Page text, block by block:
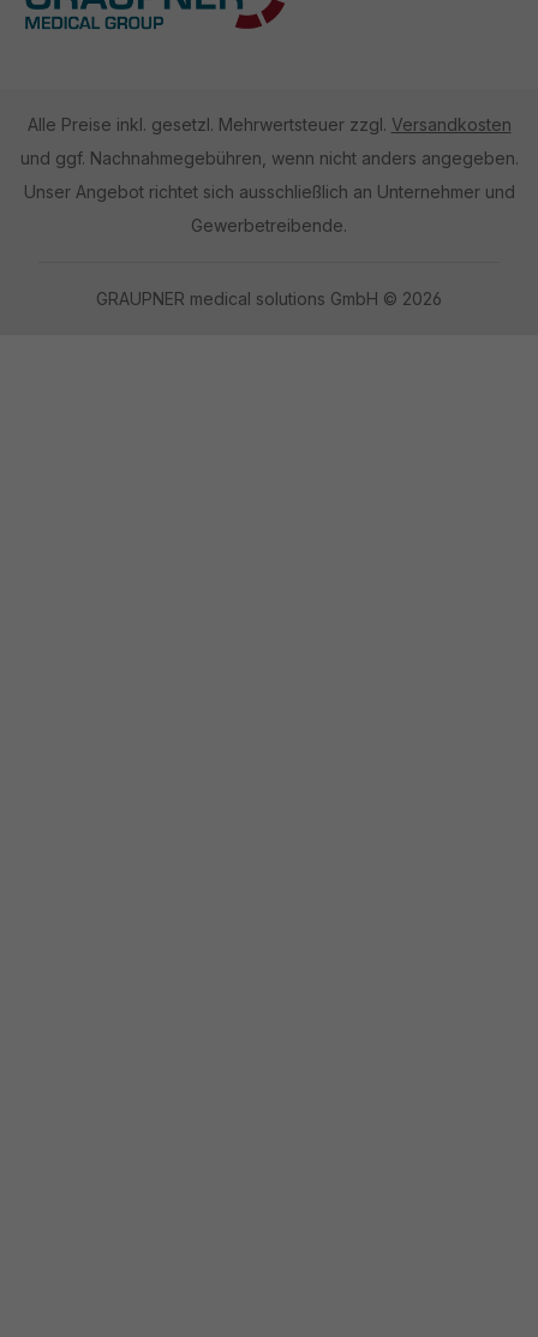
Alle Preise inkl. gesetzl. Mehrwertsteuer zzgl. Versandkosten
und ggf. Nachnahmegebühren, wenn nicht anders angegeben.
Unser Angebot richtet sich ausschließlich an Unternehmer und
Gewerbetreibende.
GRAUPNER medical solutions GmbH © 2026